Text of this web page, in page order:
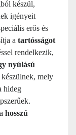
készül,
igényeit
erős és
a tartósságot
rendelkezik,
nyúlású
mely
hideg
hosszú